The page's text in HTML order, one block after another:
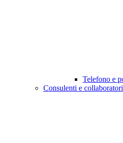
Telefono e
Consulenti e collaboratori